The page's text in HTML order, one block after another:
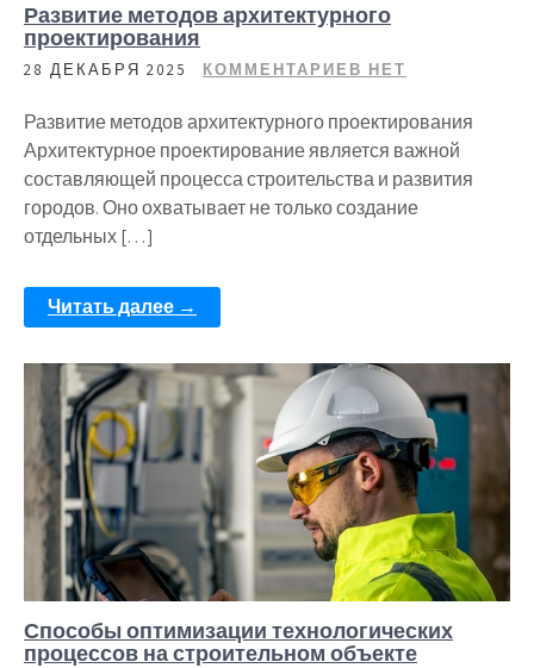
Развитие методов архитектурного
проектирования
28 ДЕКАБРЯ 2025 КОММЕНТАРИЕВ НЕТ
Развитие методов архитектурного проектирования
Архитектурное проектирование является важной
составляющей процесса строительства и развития
городов. Оно охватывает не только создание
отдельных […]
Читать далее →
Способы оптимизации технологических
процессов на строительном объекте